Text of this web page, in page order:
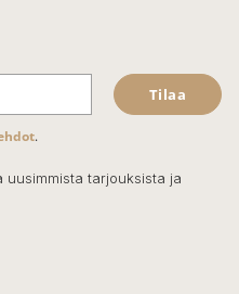
Tilaa
.
uusimmista tarjouksista ja